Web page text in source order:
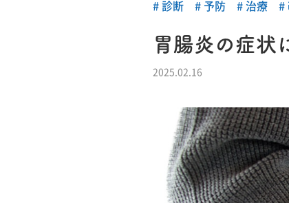
診断 予防 治療
胃腸炎の症状
2025.02.16